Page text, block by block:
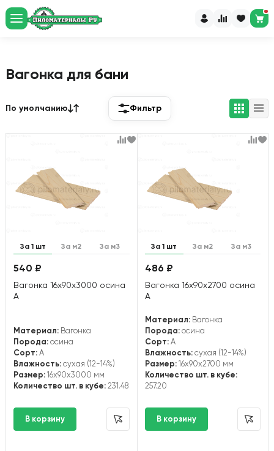
Рассчитайте пиломатериалы
и доставку за 60 секунд
Вагонка для бани
По умолчанию Фильтр
За 1 шт За м2 За м3
540 ₽
Вагонка 16х90х3000 осина
А
Материал: Вагонка
Порода: осина
Сорт: А
Влажность: сухая (12-14%)
Размер: 16x90x3000 мм
Количество шт. в кубе: 231.48
За 1 шт За м2 За м3
486 ₽
Вагонка 16х90х2700 осина
А
Материал:Вагонка
Порода:осина
Сорт:А
Влажность:сухая (12-14%)
Размер:16x90x2700 мм
Количество шт. в кубе:
257.20